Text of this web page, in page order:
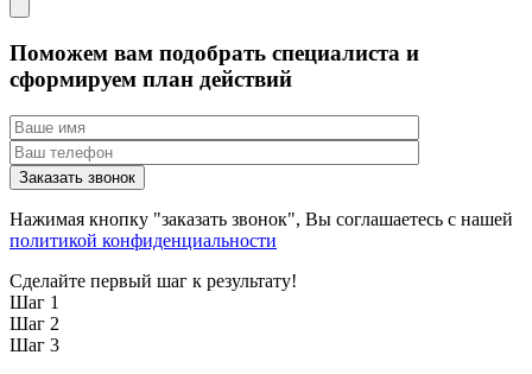
Поможем вам подобрать специалиста и
сформируем план действий
Нажимая кнопку "заказать звонок", Вы соглашаетесь с нашей
политикой конфиденциальности
Сделайте первый шаг к результату!
Шаг 1
Шаг 2
Шаг 3